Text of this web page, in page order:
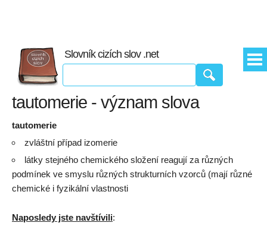
Slovník cizích slov .net
tautomerie - význam slova
tautomerie
zvláštní případ izomerie
látky stejného chemického složení reagují za různých
podmínek ve smyslu různých strukturních vzorců (mají různé
chemické i fyzikální vlastnosti
Naposledy jste navštívili: